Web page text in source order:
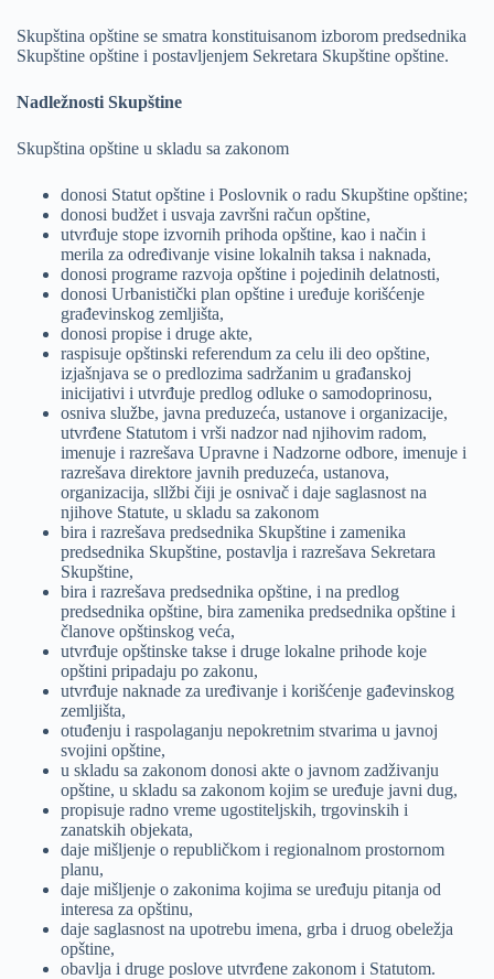
Skupština opštine se smatra konstituisanom izborom predsednika
Skupštine opštine i postavljenjem Sekretara Skupštine opštine.
Nadležnosti Skupštine
Skupština opštine u skladu sa zakonom
donosi Statut opštine i Poslovnik o radu Skupštine opštine;
donosi budžet i usvaja završni račun opštine,
utvrđuje stope izvornih prihoda opštine, kao i način i
merila za određivanje visine lokalnih taksa i naknada,
donosi programe razvoja opštine i pojedinih delatnosti,
donosi Urbanistički plan opštine i uređuje korišćenje
građevinskog zemljišta,
donosi propise i druge akte,
raspisuje opštinski referendum za celu ili deo opštine,
izjašnjava se o predlozima sadržanim u građanskoj
inicijativi i utvrđuje predlog odluke o samodoprinosu,
osniva službe, javna preduzeća, ustanove i organizacije,
utvrđene Statutom i vrši nadzor nad njihovim radom,
imenuje i razrešava Upravne i Nadzorne odbore, imenuje i
razrešava direktore javnih preduzeća, ustanova,
organizacija, sllžbi čiji je osnivač i daje saglasnost na
njihove Statute, u skladu sa zakonom
bira i razrešava predsednika Skupštine i zamenika
predsednika Skupštine, postavlja i razrešava Sekretara
Skupštine,
bira i razrešava predsednika opštine, i na predlog
predsednika opštine, bira zamenika predsednika opštine i
članove opštinskog veća,
utvrđuje opštinske takse i druge lokalne prihode koje
opštini pripadaju po zakonu,
utvrđuje naknade za uređivanje i korišćenje gađevinskog
zemljišta,
otuđenju i raspolaganju nepokretnim stvarima u javnoj
svojini opštine,
u skladu sa zakonom donosi akte o javnom zadživanju
opštine, u skladu sa zakonom kojim se uređuje javni dug,
propisuje radno vreme ugostiteljskih, trgovinskih i
zanatskih objekata,
daje mišljenje o republičkom i regionalnom prostornom
planu,
daje mišljenje o zakonima kojima se uređuju pitanja od
interesa za opštinu,
daje saglasnost na upotrebu imena, grba i druog obeležja
opštine,
obavlja i druge poslove utvrđene zakonom i Statutom.